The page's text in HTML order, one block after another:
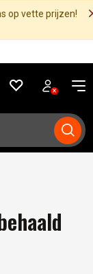
op vette prijzen!